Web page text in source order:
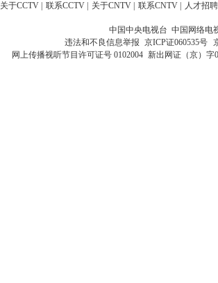
关于CCTV 联系CCTV 关于CNTV 联系CNTV 人才招聘
中国中央电视台 中国网络电
违法和不良信息举报 京ICP证060535号
网上传播视听节目许可证号 0102004 新出网证（京）